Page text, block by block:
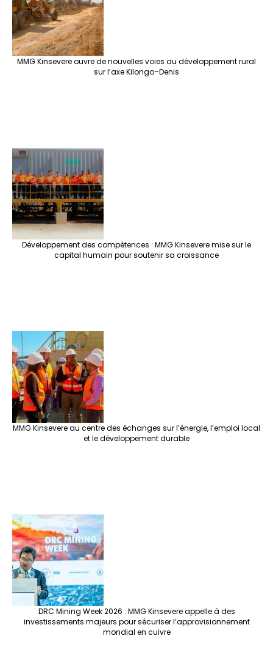
MMG Kinsevere ouvre de nouvelles voies au développement rural
sur l’axe Kilongo–Denis
Développement des compétences : MMG Kinsevere mise sur le
capital humain pour soutenir sa croissance
MMG Kinsevere au centre des échanges sur l’énergie, l’emploi local
et le développement durable
DRC Mining Week 2026 : MMG Kinsevere appelle à des
investissements majeurs pour sécuriser l’approvisionnement
mondial en cuivre